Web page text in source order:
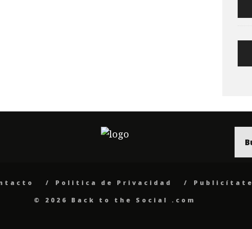
Politica de Privacidad
Publicítate
© 2026 Back to the Social .com